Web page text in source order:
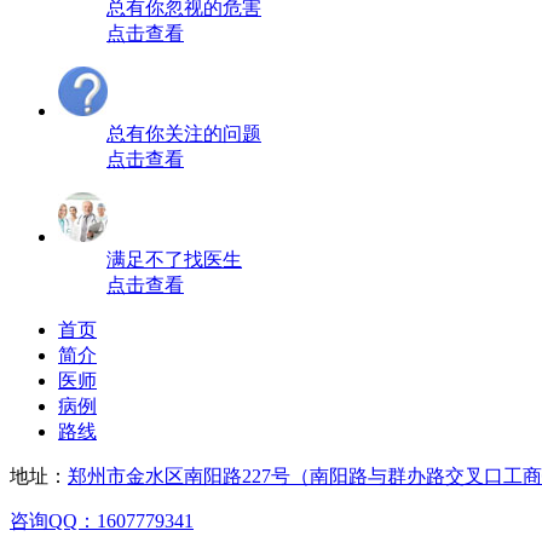
总有你忽视的危害
点击查看
总有你关注的问题
点击查看
满足不了找医生
点击查看
首页
简介
医师
病例
路线
地址： 郑州市金水区南阳路227号（南阳路与群办路交叉口工商
咨询QQ：1607779341